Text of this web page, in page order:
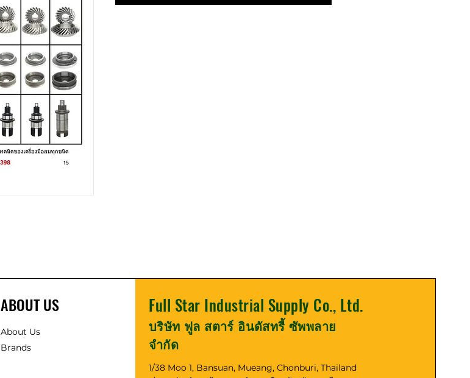
ABOUT US
About Us
Brands
Full Star Industrial Supply Co., Ltd.
บริษัท ฟูล สตาร์ อินดัสทรี้ ซัพพลาย
จำกัด
1/38 Moo 1, Bansuan, Mueang, Chonburi, Thailand